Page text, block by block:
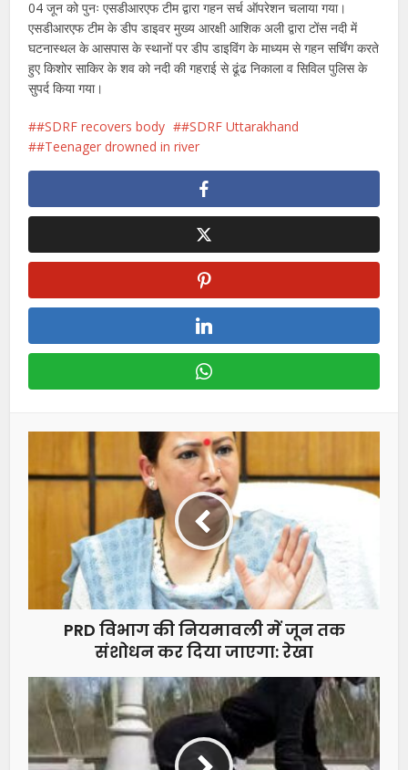
04 जून को पुनः एसडीआरएफ टीम द्वारा गहन सर्च ऑपरेशन चलाया गया।
एसडीआरएफ टीम के डीप डाइवर मुख्य आरक्षी आशिक अली द्वारा टोंस नदी में
घटनास्थल के आसपास के स्थानों पर डीप डाइविंग के माध्यम से गहन सर्चिंग करते
हुए किशोर साकिर के शव को नदी की गहराई से ढूंढ निकाला व सिविल पुलिस के
सुपर्द किया गया।
#SDRF recovers body
#SDRF Uttarakhand
#Teenager drowned in river
PRD विभाग की नियमावली में जून तक
संशोधन कर दिया जाएगा: रेखा